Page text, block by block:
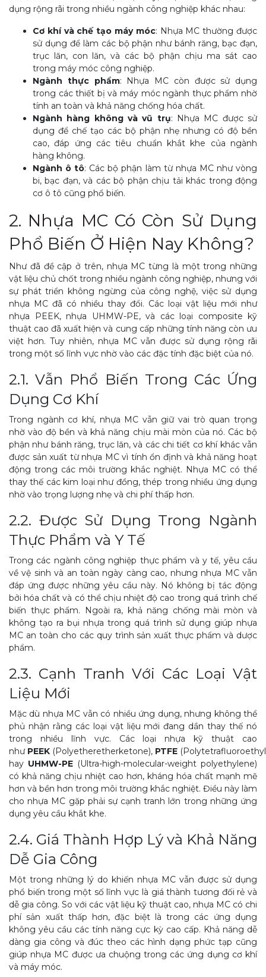
dụng rộng rãi trong nhiều ngành công nghiệp khác nhau:
Cơ khí và chế tạo máy móc: Nhựa MC thường được
sử dụng để làm các bộ phận như bánh răng, bạc đạn,
trục lăn, con lăn, và các bộ phận chịu ma sát cao
trong máy móc công nghiệp.
Ngành thực phẩm: Nhựa MC còn được sử dụng
trong các thiết bị và máy móc ngành thực phẩm nhờ
tính an toàn và khả năng chống hóa chất.
Ngành hàng không và vũ trụ: Nhựa MC được sử
dụng để chế tạo các bộ phận nhẹ nhưng có độ bền
cao, đáp ứng các tiêu chuẩn khắt khe của ngành
hàng không.
Ngành ô tô: Các bộ phận làm từ nhựa MC như vòng
bi, bạc đạn, và các bộ phận chịu tải khác trong động
cơ ô tô cũng phổ biến.
2. Nhựa MCCó Còn Sử Dụng
Phổ Biến Ở Hiện Nay Không?
Như đã đề cập ở trên, nhựa MC từng là một trong những
vật liệu chủ chốt trong nhiều ngành công nghiệp, nhưng với
sự phát triển không ngừng của công nghệ, việc sử dụng
nhựa MC đã có nhiều thay đổi. Các loại vật liệu mới như
nhựa PEEK, nhựa UHMW-PE, và các loại composite kỹ
thuật cao đã xuất hiện và cung cấp những tính năng còn ưu
việt hơn. Tuy nhiên, nhựa MC vẫn được sử dụng rộng rãi
trong một số lĩnh vực nhờ vào các đặc tính đặc biệt của nó.
2.1. Vẫn Phổ Biến Trong Các Ứng
Dụng Cơ Khí
Trong ngành cơ khí, nhựa MC vẫn giữ vai trò quan trọng
nhờ vào độ bền và khả năng chịu mài mòn của nó. Các bộ
phận như bánh răng, trục lăn, và các chi tiết cơ khí khác vẫn
được sản xuất từ nhựa MC vì tính ổn định và khả năng hoạt
động trong các môi trường khắc nghiệt. Nhựa MC có thể
thay thế các kim loại như đồng, thép trong nhiều ứng dụng
nhờ vào trọng lượng nhẹ và chi phí thấp hơn.
2.2. Được Sử Dụng Trong Ngành
Thực Phẩm và Y Tế
Trong các ngành công nghiệp thực phẩm và y tế, yêu cầu
về vệ sinh và an toàn ngày càng cao, nhưng nhựa MC vẫn
đáp ứng được những yêu cầu này. Nó không bị tác động
bởi hóa chất và có thể chịu nhiệt độ cao trong quá trình chế
biến thực phẩm. Ngoài ra, khả năng chống mài mòn và
không tạo ra bụi nhựa trong quá trình sử dụng giúp nhựa
MC an toàn cho các quy trình sản xuất thực phẩm và dược
phẩm.
2.3. Cạnh Tranh Với Các Loại Vật
Liệu Mới
Mặc dù nhựa MC vẫn có nhiều ứng dụng, nhưng không thể
phủ nhận rằng các loại vật liệu mới đang dần thay thế nó
trong nhiều lĩnh vực. Các loại nhựa kỹ thuật cao
như PEEK (Polyetheretherketone), PTFE
hay UHMW-PE (Ultra-high-molecular-weight polyethylene)
có khả năng chịu nhiệt cao hơn, kháng hóa chất mạnh mẽ
hơn và bền hơn trong môi trường khắc nghiệt. Điều này làm
cho nhựa MC gặp phải sự cạnh tranh lớn trong những ứng
dụng yêu cầu khắt khe.
2.4. Giá Thành Hợp Lý và Khả Năng
Dễ Gia Công
Một trong những lý do khiến nhựa MC vẫn được sử dụng
phổ biến trong một số lĩnh vực là giá thành tương đối rẻ và
dễ gia công. So với các vật liệu kỹ thuật cao, nhựa MC có chi
phí sản xuất thấp hơn, đặc biệt là trong các ứng dụng
không yêu cầu các tính năng cực kỳ cao cấp. Khả năng dễ
dàng gia công và đúc theo các hình dạng phức tạp cũng
giúp nhựa MC được ưa chuộng trong các ứng dụng cơ khí
và máy móc.